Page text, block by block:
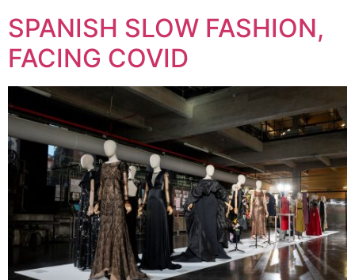
SPANISH SLOW FASHION,
FACING COVID